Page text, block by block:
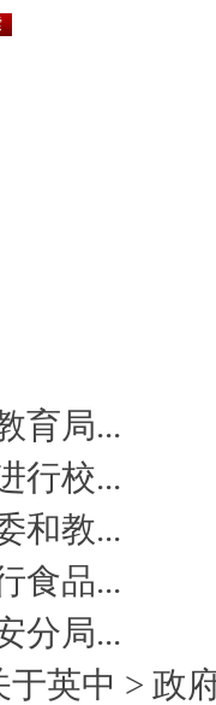
育局...
行校...
和教...
食品...
分局...
英中 > 政